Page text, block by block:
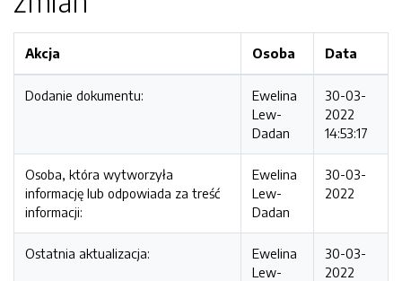
Akcja Osoba Data
Dodanie dokumentu:
Ewelina
Lew-
Dadan
30-03-
2022
14:53:17
Osoba, która wytworzyła
informację lub odpowiada za treść
informacji:
Ewelina
Lew-
Dadan
30-03-
2022
Ostatnia aktualizacja:
Ewelina
Lew-
30-03-
2022